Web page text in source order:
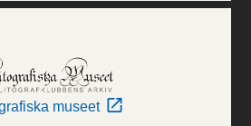
museet